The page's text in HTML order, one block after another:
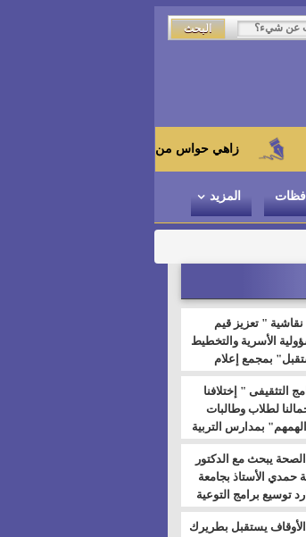
زاهي حواس من الجامعة اليابانية : "توت عنخ آمون" هو بطل
المزيد
" تعزيز قيم
الأسرية والتخطيط
بمجمع إعلام
التثقيفى " إختلافنا
لطلاب وطالبات
بمدارس التربية
بالسويس
يبحث مع الدكتور
حمدي الأستاذ بجامعة
توسيع برامج التوعية
السكري
الأوقاف يستقبل بطريرك